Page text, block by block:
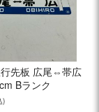
先板 広尾⇔帯広
Bランク